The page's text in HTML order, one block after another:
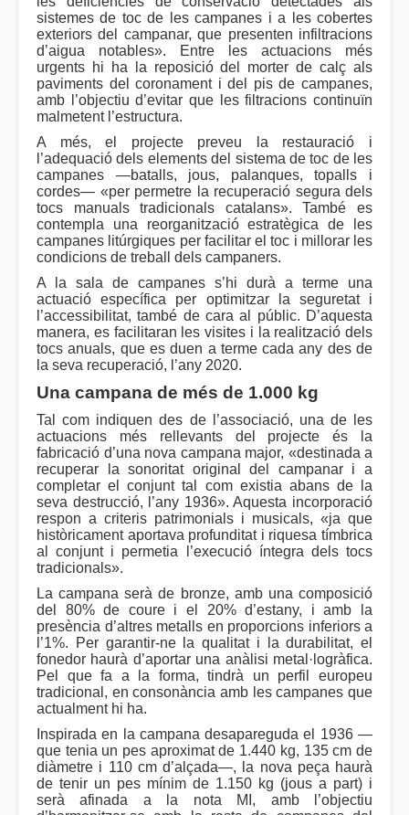
sistemes de toc de les campanes i a les cobertes
exteriors del campanar, que presenten infiltracions
d’aigua notables». Entre les actuacions més
urgents hi ha la reposició del morter de calç als
paviments del coronament i del pis de campanes,
amb l’objectiu d’evitar que les filtracions continuïn
malmetent l’estructura.
A més, el projecte preveu la restauració i
l’adequació dels elements del sistema de toc de les
campanes —batalls, jous, palanques, topalls i
cordes— «per permetre la recuperació segura dels
tocs manuals tradicionals catalans». També es
contempla una reorganització estratègica de les
campanes litúrgiques per facilitar el toc i millorar les
condicions de treball dels campaners.
A la sala de campanes s’hi durà a terme una
actuació específica per optimitzar la seguretat i
l’accessibilitat, també de cara al públic. D’aquesta
manera, es facilitaran les visites i la realització dels
tocs anuals, que es duen a terme cada any des de
la seva recuperació, l’any 2020.
Una campana de més de 1.000 kg
Tal com indiquen des de l’associació, una de les
actuacions més rellevants del projecte és la
fabricació d’una nova campana major, «destinada a
recuperar la sonoritat original del campanar i a
completar el conjunt tal com existia abans de la
seva destrucció, l’any 1936». Aquesta incorporació
respon a criteris patrimonials i musicals, «ja que
històricament aportava profunditat i riquesa tímbrica
al conjunt i permetia l’execució íntegra dels tocs
tradicionals».
La campana serà de bronze, amb una composició
del 80% de coure i el 20% d’estany, i amb la
presència d’altres metalls en proporcions inferiors a
l’1%. Per garantir-ne la qualitat i la durabilitat, el
fonedor haurà d’aportar una anàlisi metal·logràfica.
Pel que fa a la forma, tindrà un perfil europeu
tradicional, en consonància amb les campanes que
actualment hi ha.
Inspirada en la campana desapareguda el 1936 —
que tenia un pes aproximat de 1.440 kg, 135 cm de
diàmetre i 110 cm d’alçada—, la nova peça haurà
de tenir un pes mínim de 1.150 kg (jous a part) i
serà afinada a la nota MI, amb l’objectiu